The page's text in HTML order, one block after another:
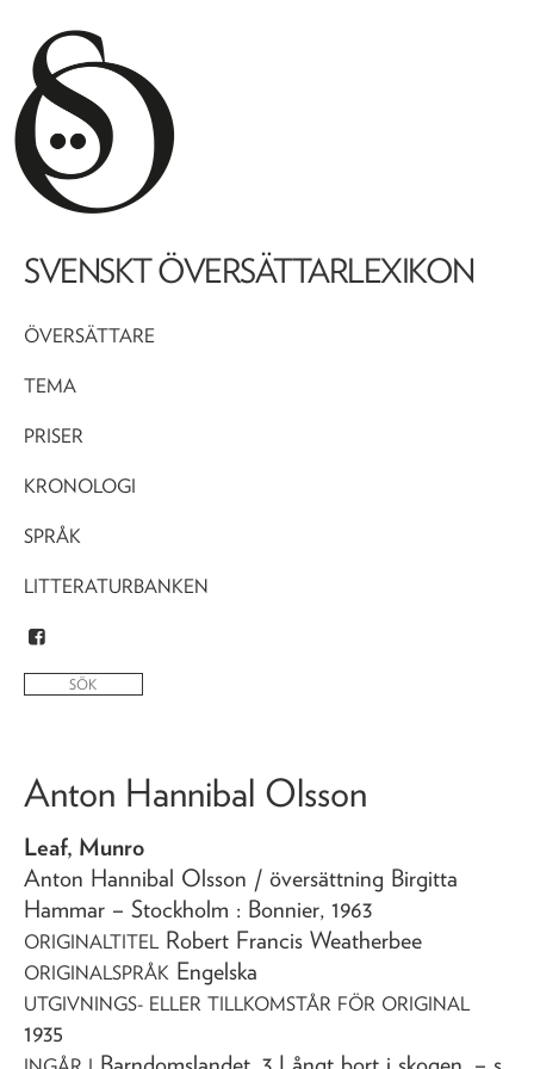
SVENSKT ÖVERSÄTTARLEXIKON
ÖVERSÄTTARE
TEMA
PRISER
KRONOLOGI
SPRÅK
LITTERATURBANKEN
Anton Hannibal Olsson
Leaf, Munro
Anton Hannibal Olsson / översättning Birgitta
Hammar – Stockholm : Bonnier, 1963
ORIGINALTITEL Robert Francis Weatherbee
ORIGINALSPRÅK Engelska
UTGIVNINGS- ELLER TILLKOMSTÅR FÖR ORIGINAL
1935